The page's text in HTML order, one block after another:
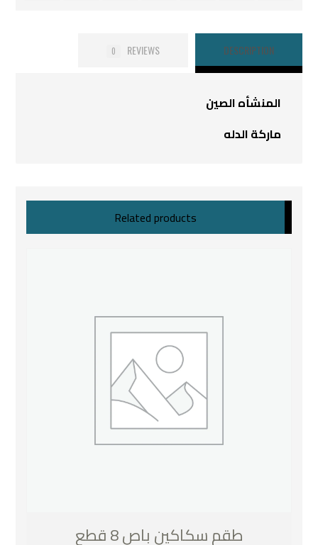
DESCRIPTION
REVIEWS
0
المنشأه الصين
ماركة الدله
Related products
طقم سكاكين باص 8 قطع